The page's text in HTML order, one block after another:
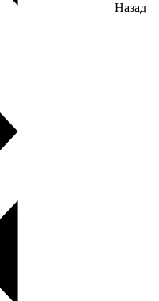
Назад